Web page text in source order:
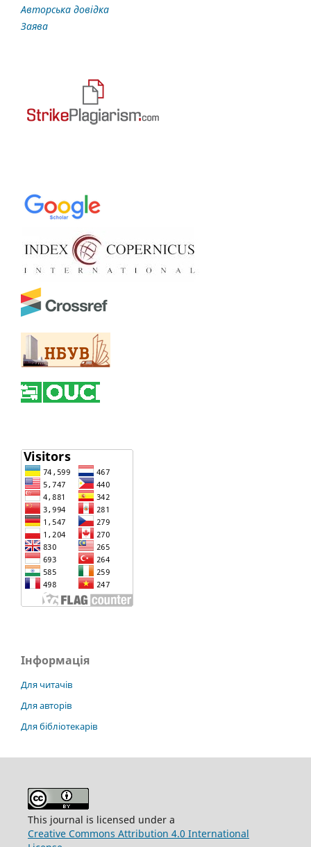
Авторська довідка
Заява
Інформація
Для читачів
Для авторів
Для бібліотекарів
This journal is licensed under a
Creative Commons Attribution 4.0 International